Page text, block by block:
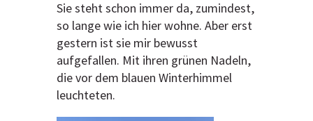
Sie steht schon immer da, zumindest,
so lange wie ich hier wohne. Aber erst
gestern ist sie mir bewusst
aufgefallen. Mit ihren grünen Nadeln,
die vor dem blauen Winterhimmel
leuchteten.